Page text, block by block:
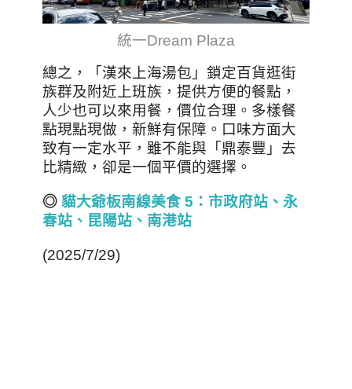
統一Dream Plaza
總之，「漢來上海湯包」鎖定百貨逛街
族群及附近上班族，提供方便的餐點，
人少也可以來用餐，價位合理。多樣餐
點現點現做，新鮮有保障。口味方面大
致有一定水平，雖不能與「鼎泰豐」去
比精緻，卻是一個平價的選擇。
◎ 貓大爺板南線美食 5 ：市政府站、永
春站、昆陽站、南港站
(2025/7/29)